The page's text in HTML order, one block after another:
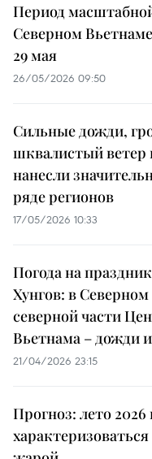
Период
Северном
29 мая
26/05/2026 09:50
Сильные дожди,
шквалистый ветер
нанесли
ряде регионов
17/05/2026 10:33
Погода на
Хунгов: в
северной части
Вьетнама – дожди
21/04/2026 23:15
Прогноз: лето 2026